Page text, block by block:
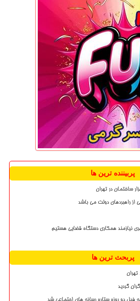
پربیننده ترین ها
راهبردهای دولت می باشد
نیازمند همکاری دستگاه قضایی هستیم
پربحث ترین ها